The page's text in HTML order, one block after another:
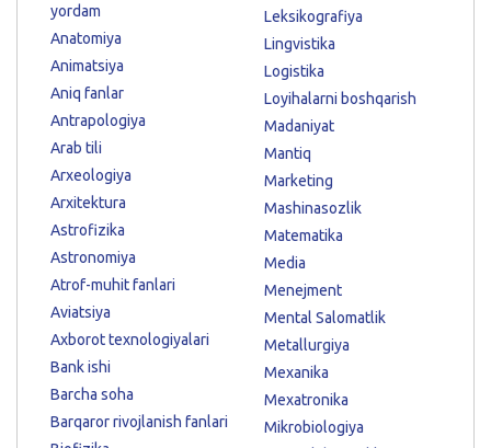
yordam
Anatomiya
Animatsiya
Aniq fanlar
Antrapologiya
Arab tili
Arxeologiya
Arxitektura
Astrofizika
Astronomiya
Atrof-muhit fanlari
Aviatsiya
Axborot texnologiyalari
Bank ishi
Barcha soha
Barqaror rivojlanish fanlari
Leksikografiya
Lingvistika
Logistika
Loyihalarni boshqarish
Madaniyat
Mantiq
Marketing
Mashinasozlik
Matematika
Media
Menejment
Mental Salomatlik
Metallurgiya
Mexanika
Mexatronika
Mikrobiologiya